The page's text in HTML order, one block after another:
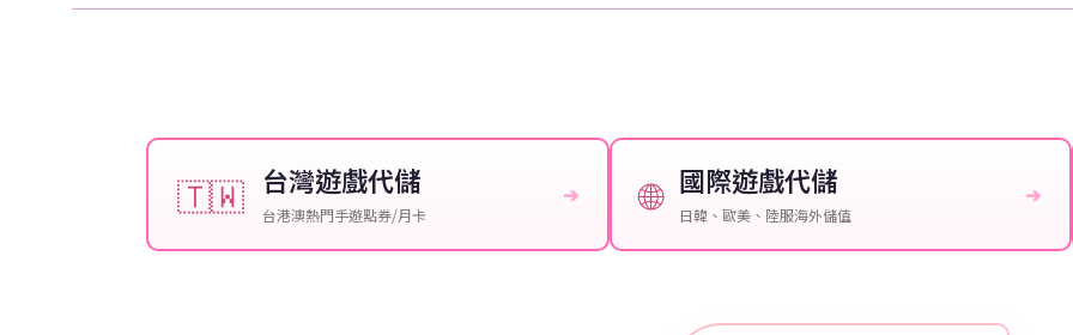
🇹🇼 台灣遊戲代儲
台港澳熱門手遊點券/月卡
➔ 🌐 國際遊戲代儲
日韓、歐美、陸服海外儲值
➔